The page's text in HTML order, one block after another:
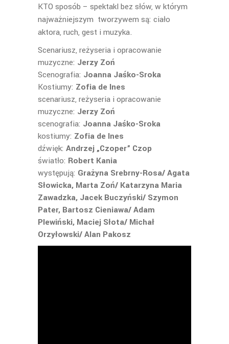
KTO sposób – spektakl bez słów, w którym
najważniejszym tworzywem są: ciało
aktora, ruch, gest i muzyka.
Scenariusz, reżyseria i opracowanie
muzyczne: Jerzy Zoń
Scenografia: Joanna Jaśko-Sroka
Kostiumy: Zofia de Ines
scenariusz, reżyseria i opracowanie
muzyczne: Jerzy Zoń
scenografia: Joanna Jaśko-Sroka
kostiumy: Zofia de Ines
dźwięk: Andrzej „Czoper” Czop
światło: Robert Kania
występują: Grażyna Srebrny-Rosa/ Agata
Słowicka, Marta Zoń/ Katarzyna Maria
Zawadzka, Jacek Buczyński/ Szymon
Pater, Bartosz Cieniawa/ Adam
Plewiński, Maciej Słota/ Michał
Orzyłowski/ Alan Pakosz